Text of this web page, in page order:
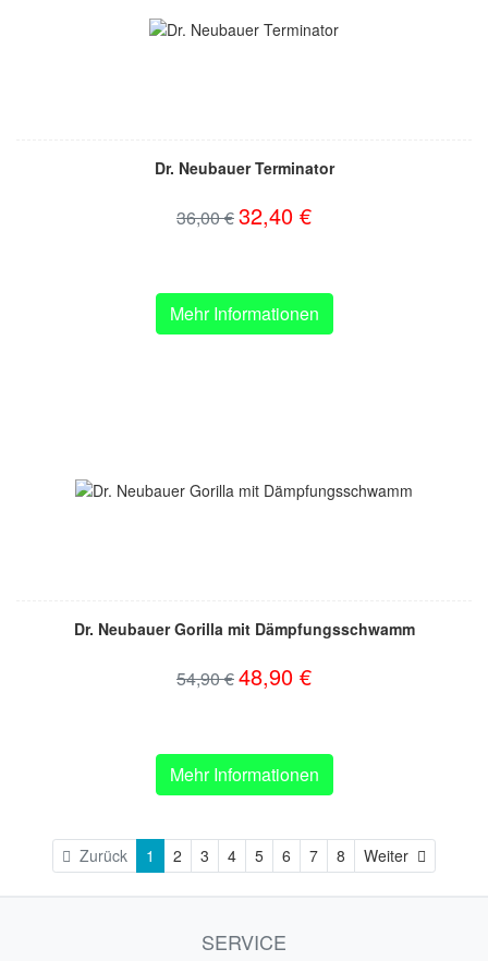
Dr. Neubauer Terminator
36,00 €32,40 €
Mehr Informationen
Dr. Neubauer Gorilla mit Dämpfungsschwamm
54,90 €48,90 €
Mehr Informationen
Zurück 1 2 3 4 5 6 7 8 Weiter
SERVICE